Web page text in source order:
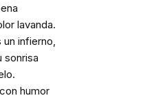
lavanda.
infierno,
sonrisa
humor